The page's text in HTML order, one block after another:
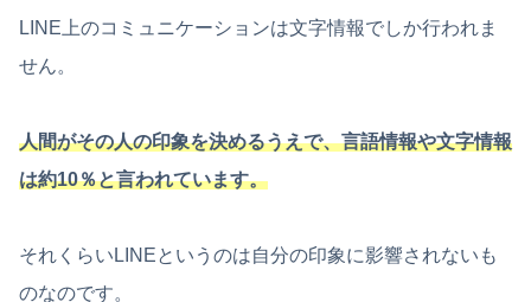
LINE上のコミュニケーションは文字情報でしか行われま
せん。
人間がその人の印象を決めるうえで、言語情報や文字情報
は約10％と言われています。
それくらいLINEというのは自分の印象に影響されないも
のなのです。